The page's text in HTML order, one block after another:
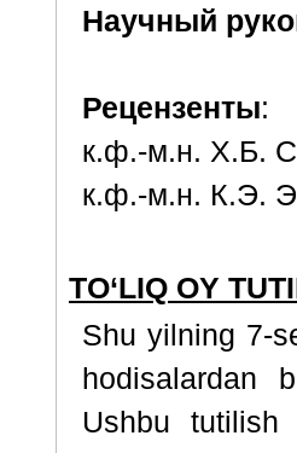
Научный
Рецензенты:
к.ф.-м.н. Х.Б.
к.ф.-м.н. К.Э.
TO‘LIQ OY
Shu yilning 7-
hodisalardan
Ushbu tutilish